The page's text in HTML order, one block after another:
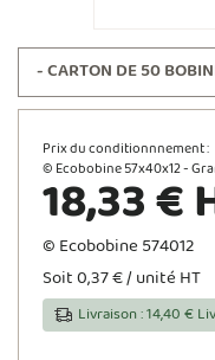
- CARTON DE 50
Prix du conditionnnement :
© Ecobobine 57x40x12 -
18,33 €
© Ecobobine 574012
Soit 0,37 € / unité HT
Livraison : 14,40 €